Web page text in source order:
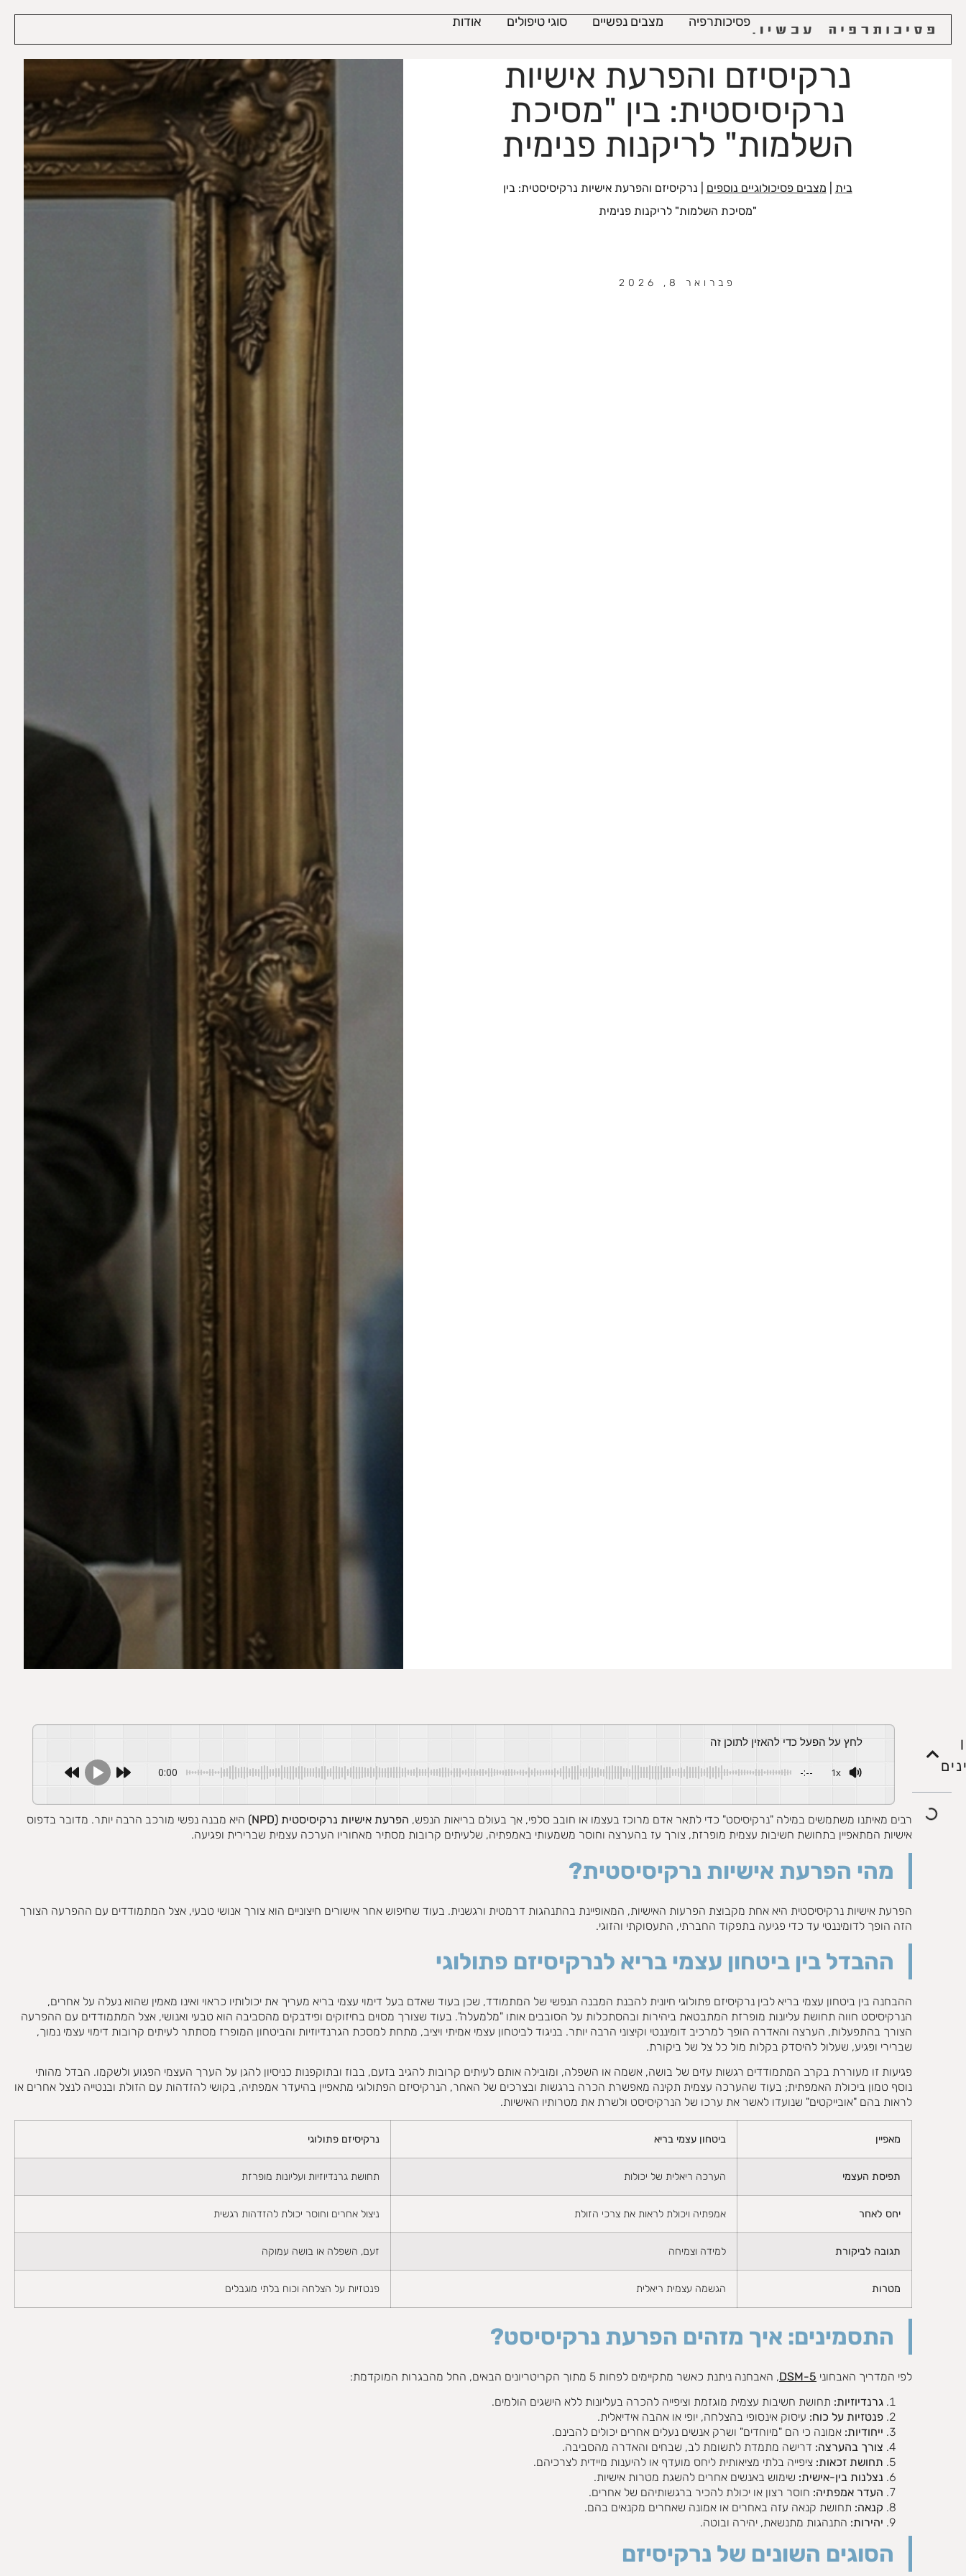
פסיכותרפיה
מצבים נפשיים סוגי טיפולים אודות
נרקיסיזם והפרעת אישיות
נרקיסיסטית: בין "מסיכת
השלמות" לריקנות פנימית
בית מצבים פסיכולוגיים נוספים
נרקיסיזם והפרעת אישיות נרקיסיסטית: בין
"מסיכת השלמות" לריקנות פנימית
פברואר 8, 2026
לחץ על הפעל כדי להאזין לתוכן זה
0:00 -:-- 1x
רבים מאיתנו משתמשים במילה "נרקיסיסט" כדי לתאר אדם מרוכז בעצמו או חובב סלפי, אך בעולם בריאות הנפש, הפרעת אישיות נרקיסיסטית (NPD
) היא מבנה נפשי מורכב הרבה יותר. מדובר בדפוס
אישיות המתאפיין בתחושת חשיבות עצמית מופרזת, צורך עז בהערצה וחוסר משמעותי באמפתיה, שלעיתים קרובות מסתיר מאחוריו הערכה עצמית שברירית ופגיעה.
מהי הפרעת אישיות נרקיסיסטית?
הפרעת אישיות נרקיסיסטית היא אחת מקבוצת הפרעות האישיות, המאופיינת בהתנהגות דרמטית ורגשנית. בעוד שחיפוש אחר אישורים חיצוניים הוא צורך אנושי טבעי, אצל המתמודדים עם ההפרעה הצורך
הזה הופך לדומיננטי עד כדי פגיעה בתפקוד החברתי, התעסוקתי והזוגי.
ההבדל בין ביטחון עצמי בריא לנרקיסיזם פתולוגי
ההבחנה בין ביטחון עצמי בריא לבין נרקיסיזם פתולוגי חיונית להבנת המבנה הנפשי של המתמודד, שכן בעוד שאדם בעל דימוי עצמי בריא מעריך את יכולותיו כראוי ואינו מאמין שהוא נעלה על אחרים,
הנרקיסיסט חווה תחושת עליונות מופרזת המתבטאת ביהירות ובהסתכלות על הסובבים אותו "מלמעלה". בעוד שצורך מסוים בחיזוקים ופידבקים מהסביבה הוא טבעי ואנושי, אצל המתמודדים עם ההפרעה
הצורך בהתפעלות, הערצה והאדרה הופך למרכיב דומיננטי וקיצוני הרבה יותר. בניגוד לביטחון עצמי אמיתי ויציב, מתחת למסכת הגרנדיוזיות והביטחון המופרז מסתתר לעיתים קרובות דימוי עצמי נמוך,
שברירי ופגיע, שעלול להיסדק בקלות מול כל צל של ביקורת.
פגיעות זו מעוררת בקרב המתמודדים רגשות עזים של בושה, אשמה או השפלה, ומובילה אותם לעיתים קרובות להגיב בזעם, בבוז ובתוקפנות כניסיון להגן על הערך העצמי הפגוע ולשקמו. הבדל מהותי
נוסף טמון ביכולת האמפתית; בעוד שהערכה עצמית תקינה מאפשרת הכרה ברגשות ובצרכים של האחר, הנרקיסיזם הפתולוגי מתאפיין בהיעדר אמפתיה, בקושי להזדהות עם הזולת ובנטייה לנצל אחרים או
לראות בהם "אובייקטים" שנועדו לאשר את ערכו של הנרקיסיסט ולשרת את מטרותיו האישיות.
מאפיין ביטחון עצמי בריא נרקיסיזם פתולוגי
תפיסת העצמי הערכה ריאלית של יכולות תחושת גרנדיוזיות ועליונות מופרזת
יחס לאחר אמפתיה ויכולת לראות את צרכי הזולת ניצול אחרים וחוסר יכולת להזדהות רגשית
תגובה לביקורת למידה וצמיחה זעם, השפלה או בושה עמוקה
מטרות הגשמה עצמית ריאלית פנטזיות על הצלחה וכוח בלתי מוגבלים
התסמינים: איך מזהים הפרעת נרקיסיסט?
לפי המדריך האבחוני DSM-5, האבחנה ניתנת כאשר מתקיימים לפחות 5 מתוך הקריטריונים הבאים, החל מהבגרות המוקדמת:
גרנדיוזיות: תחושת חשיבות עצמית מוגזמת וציפייה להכרה בעליונות ללא הישגים הולמים.
פנטזיות על כוח: עיסוק אינסופי בהצלחה, יופי או אהבה אידיאלית.
ייחודיות: אמונה כי הם "מיוחדים" ושרק אנשים נעלים אחרים יכולים להבינם.
צורך בהערצה: דרישה מתמדת לתשומת לב, שבחים והאדרה מהסביבה.
תחושת זכאות: ציפייה בלתי מציאותית ליחס מועדף או להיענות מיידית לצרכיהם.
נצלנות בין-אישית: שימוש באנשים אחרים להשגת מטרות אישיות.
העדר אמפתיה: חוסר רצון או יכולת להכיר ברגשותיהם של אחרים.
קנאה: תחושת קנאה עזה באחרים או אמונה שאחרים מקנאים בהם.
יהירות: התנהגות מתנשאת, יהירה ובוטה.
הסוגים השונים של נרקיסיזם